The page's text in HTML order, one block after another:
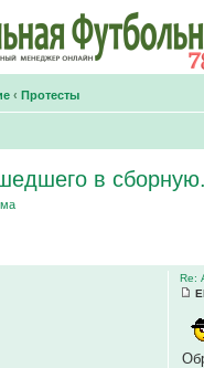
‹ Протесты
в сборную.
Re: